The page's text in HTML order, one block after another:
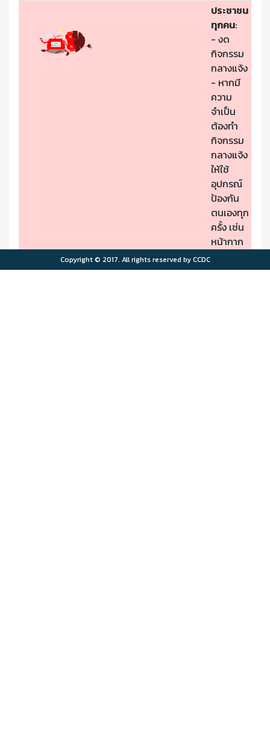
ประชาชน
ทุกคน:
- งด
กิจกรรม
กลางแจ้ง
- หากมี
ความ
จำเป็น
ต้องทำ
กิจกรรม
กลางแจ้ง
ให้ใช้
อุปกรณ์
ป้องกัน
ตนเองทุก
ครั้ง เช่น
หน้ากาก
PM2.5
Copyright © 2017. All rights reserved by CCDC